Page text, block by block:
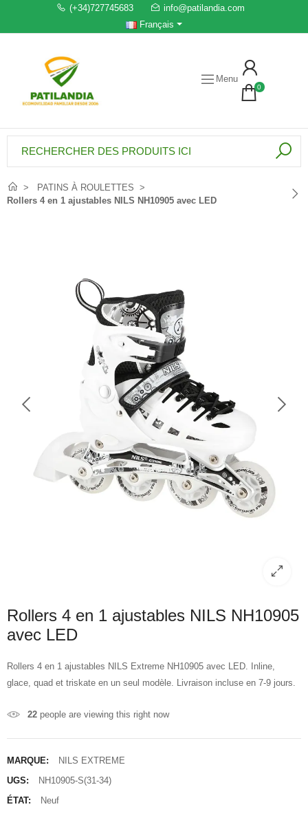
(+34)727745683
info@patilandia.com
Français
Menu
0
PATINS À ROULETTES
Rollers 4 en 1 ajustables NILS NH10905 avec LED
Rollers 4 en 1 ajustables NILS NH10905
avec LED
Rollers 4 en 1 ajustables NILS Extreme NH10905 avec LED. Inline,
glace, quad et triskate en un seul modèle. Livraison incluse en 7-9 jours.
22 people are viewing this right now
MARQUE:
NILS EXTREME
UGS:
NH10905-S(31-34)
ÉTAT:
Neuf